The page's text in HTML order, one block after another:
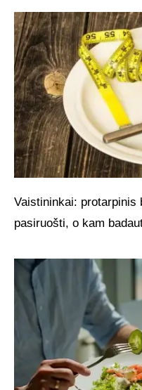
Vaistininkai: protarpinis
pasiruošti, o kam